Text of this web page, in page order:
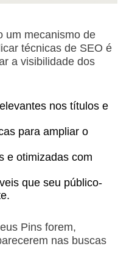
um mecanismo de
técnicas de SEO é
a visibilidade dos
nos títulos e
para ampliar o
e otimizadas com
que seu público-
Pins forem,
nas buscas